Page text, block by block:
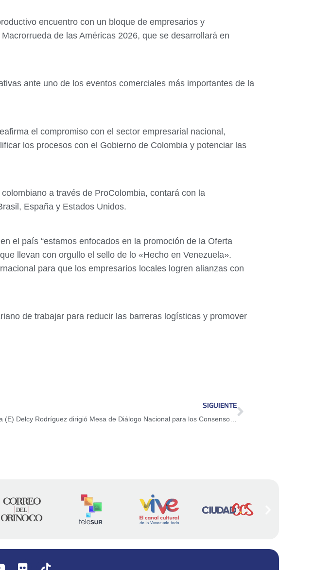
encuentro con un bloque de empresarios y
de las Américas 2026, que se desarrollará en
ante uno de los eventos comerciales más importantes de la
el compromiso con el sector empresarial nacional,
los procesos con el Gobierno de Colombia y potenciar las
a través de ProColombia, contará con la
España y Estados Unidos.
el país “estamos enfocados en la promoción de la Oferta
llevan con orgullo el sello de lo «Hecho en Venezuela».
para que los empresarios locales logren alianzas con
de trabajar para reducir las barreras logísticas y promover
SIGUIENTE